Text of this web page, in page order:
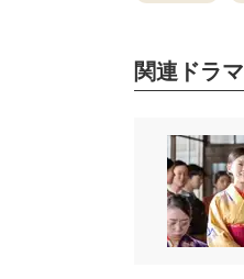
関連ドラマ